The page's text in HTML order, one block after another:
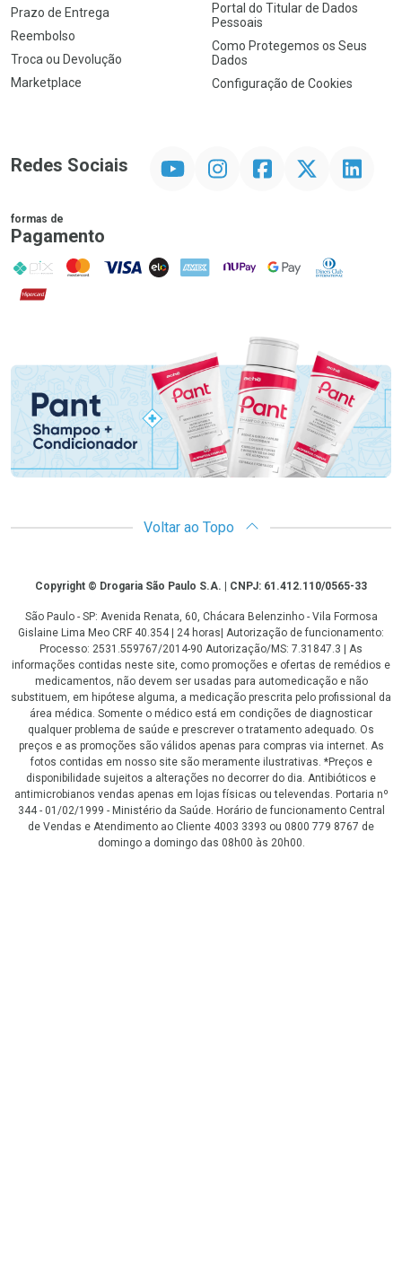
Prazo de Entrega
Reembolso
Troca ou Devolução
Marketplace
Portal do Titular de Dados
Pessoais
Como Protegemos os Seus
Dados
Configuração de Cookies
Redes Sociais InstagramFacebookTwitter Linkedin
formas de
Pagamento
PIX MasterCard
VISA ELO AMEX NuPay Google PayDiners Club
Hipercard
Promoção em Destaque
Voltar ao Topo
CopyrightCopyright © Drogaria São Paulo S.A. | CNPJ: 61.412.110/0565-33
São Paulo - SP: Avenida Renata, 60, Chácara Belenzinho - Vila Formosa
Gislaine Lima Meo CRF 40.354 | 24 horas| Autorização de funcionamento:
Processo: 2531.559767/2014-90 Autorização/MS: 7.31847.3 | As
informações contidas neste site, como promoções e ofertas de remédios e
medicamentos, não devem ser usadas para automedicação e não
substituem, em hipótese alguma, a medicação prescrita pelo profissional da
área médica. Somente o médico está em condições de diagnosticar
qualquer problema de saúde e prescrever o tratamento adequado. Os
preços e as promoções são válidos apenas para compras via internet. As
fotos contidas em nosso site são meramente ilustrativas. *Preços e
disponibilidade sujeitos a alterações no decorrer do dia. Antibióticos e
antimicrobianos vendas apenas em lojas físicas ou televendas. Portaria nº
344 - 01/02/1999 - Ministério da Saúde. Horário de funcionamento Central
de Vendas e Atendimento ao Cliente 4003 3393 ou 0800 779 8767 de
domingo a domingo das 08h00 às 20h00.